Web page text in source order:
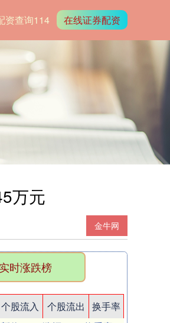
资查询114 在线证券配资
万元
金牛网
时涨跌榜
个股流入 个股流出
换手率